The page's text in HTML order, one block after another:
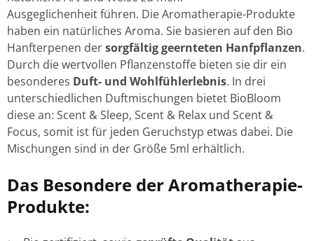
Ausgeglichenheit führen. Die Aromatherapie-Produkte
haben ein natürliches Aroma. Sie basieren auf den Bio
Hanfterpenen dersorgfältig geernteten Hanfpflanzen.
Durch die wertvollen Pflanzenstoffe bieten sie dir ein
besonderes Duft- und Wohlfühlerlebnis. In drei
unterschiedlichen Duftmischungen bietet BioBloom
diese an: Scent & Sleep, Scent & Relax und Scent &
Focus, somit ist für jeden Geruchstyp etwas dabei. Die
Mischungen sind in der Größe 5ml erhältlich.
Das Besondere der Aromatherapie-
Produkte: